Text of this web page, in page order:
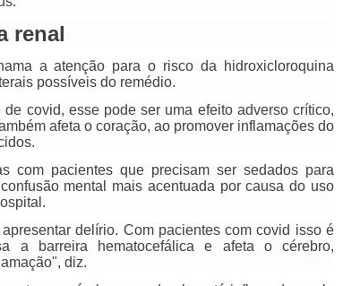
renal
a atenção para o risco da hidroxicloroquina
possíveis do remédio.
covid, esse pode ser uma efeito adverso crítico,
afeta o coração, ao promover inflamações do
com pacientes que precisam ser sedados para
mental mais acentuada por causa do uso
delírio. Com pacientes com covid isso é
a barreira hematocefálica e afeta o cérebro,
diz.